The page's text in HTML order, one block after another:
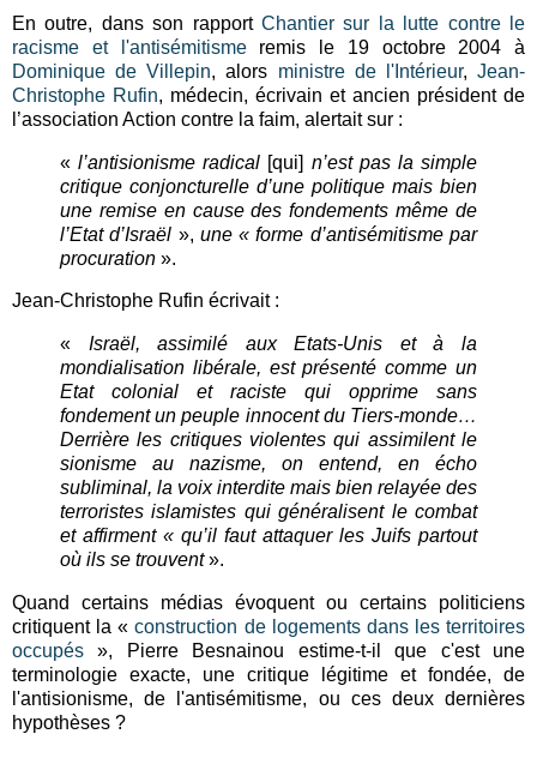
En outre, dans son rapport Chantier sur la lutte contre le
racisme et l'antisémitismeremis le 19 octobre 2004 à
Dominique de Villepin, alors ministre de l'Intérieur,Jean-
Christophe Rufin, médecin, écrivain et ancien président de
l’association Action contre la faim, alertait sur :
«l’antisionisme radical [qui] n’est pas la simple
critique conjoncturelle d’une politique mais bien
une remise en cause des fondements même de
l’Etat d’Israël », une « forme d’antisémitisme par
procuration ».
Jean-Christophe Rufin écrivait :
« Israël, assimilé aux Etats-Unis et à la
mondialisation libérale, est présenté comme un
Etat colonial et raciste qui opprime sans
fondement un peuple innocent du Tiers-monde…
Derrière les critiques violentes qui assimilent le
sionisme au nazisme, on entend, en écho
subliminal, la voix interdite mais bien relayée des
terroristes islamistes qui généralisent le combat
et affirment « qu’il faut attaquer les Juifs partout
où ils se trouvent».
Quand certains médias évoquent ou certains politiciens
critiquent la «construction de logements dans les territoires
occupés », Pierre Besnainou estime-t-il que c'est une
terminologie exacte, une critique légitime et fondée, de
l'antisionisme, de l'antisémitisme, ou ces deux dernières
hypothèses ?